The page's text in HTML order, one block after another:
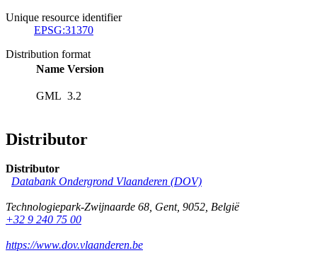
Unique resource identifier
EPSG:31370
Distribution format
Name Version
GML 3.2
Distributor
Distributor
Databank Ondergrond Vlaanderen (DOV)
Technologiepark-Zwijnaarde 68, Gent, 9052, België
+32 9 240 75 00
https://www.dov.vlaanderen.be